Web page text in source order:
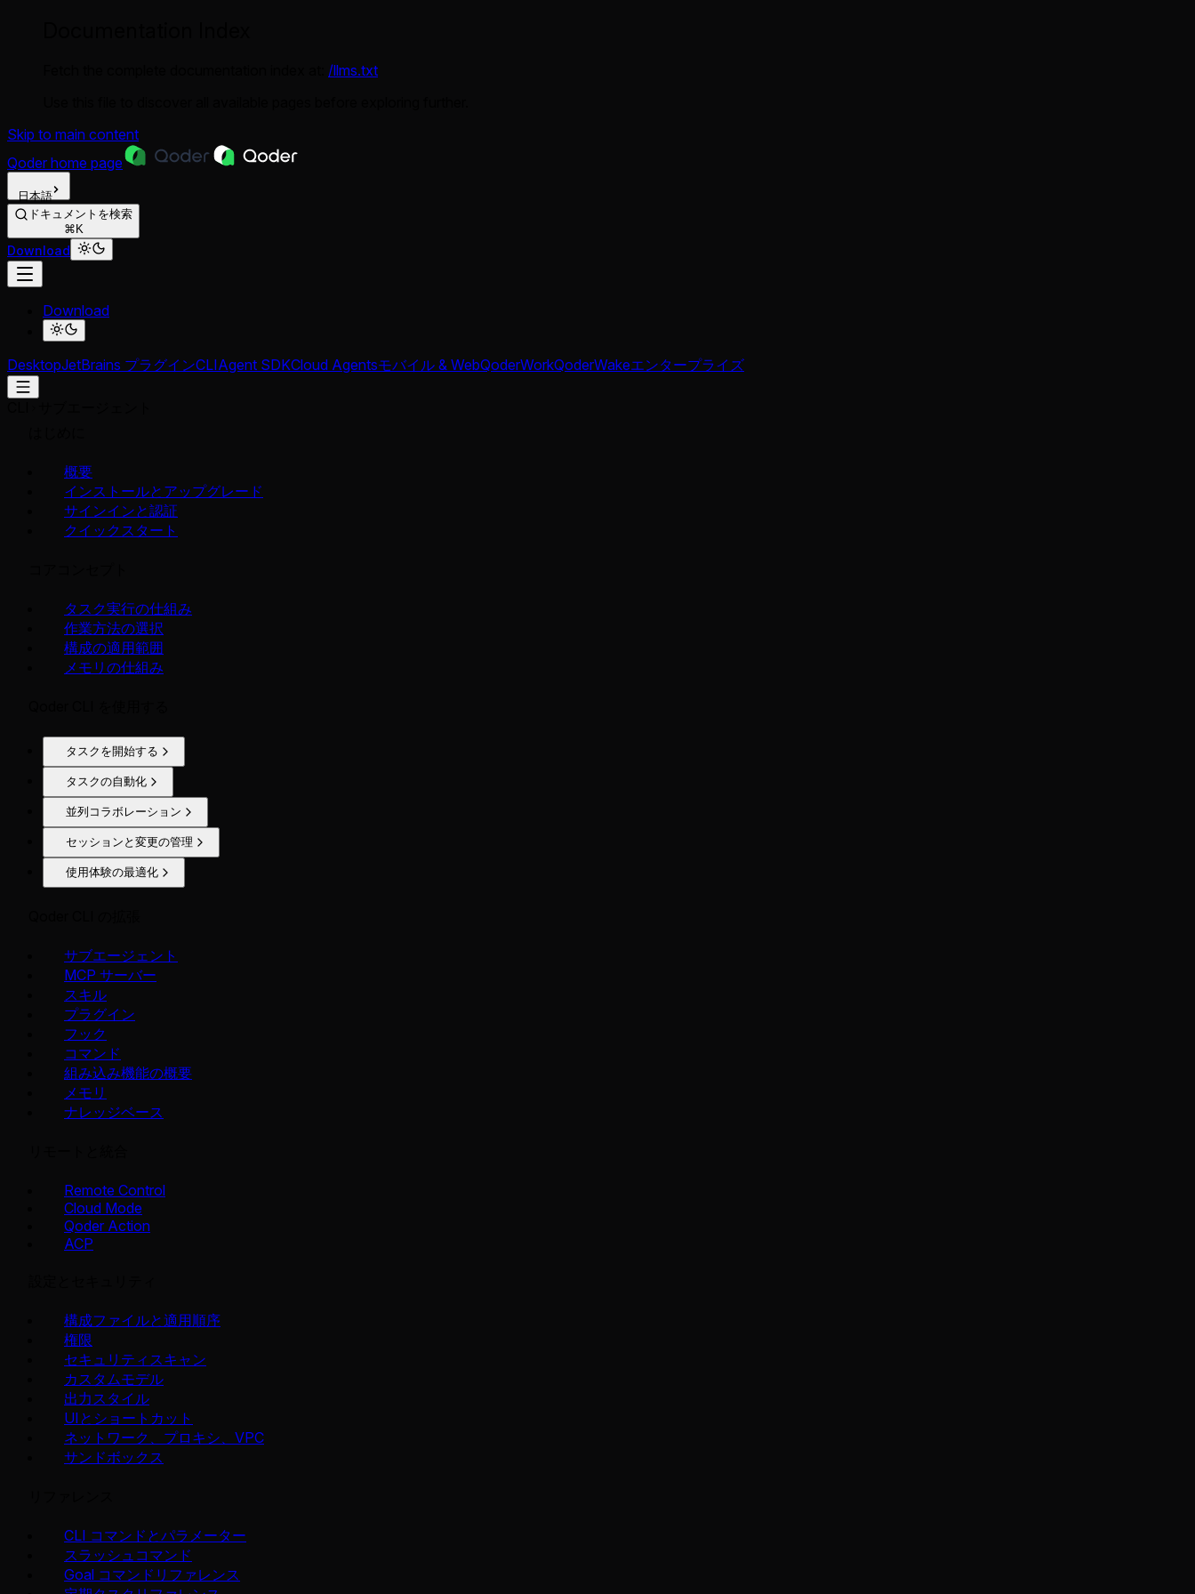
/llms.txt
Skip to main content
Qoder home page
日本語
ドキュメントを検索
⌘K
Download
Download
DesktopJetBrains プラグインCLIAgent SDKCloud Agentsモバイル & WebQoderWorkQoderWakeエンタープライズ
概要
インストールとアップグレード
サインインと認証
クイックスタート
タスク実行の仕組み
作業方法の選択
構成の適用範囲
メモリの仕組み
タスクを開始する
タスクの自動化
並列コラボレーション
セッションと変更の管理
使用体験の最適化
サブエージェント
MCP サーバー
スキル
プラグイン
フック
コマンド
組み込み機能の概要
メモリ
ナレッジベース
Remote Control
Cloud Mode
Qoder Action
ACP
構成ファイルと適用順序
権限
セキュリティスキャン
カスタムモデル
出力スタイル
UIとショートカット
ネットワーク、プロキシ、VPC
サンドボックス
CLI コマンドとパラメーター
スラッシュコマンド
Goal コマンドリファレンス